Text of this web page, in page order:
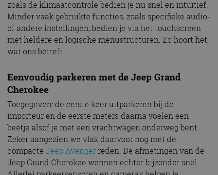
zoals de klimaatcontrole bedien je nu snel en intuïtief.
Minder vaak gebruikte functies, zoals specifieke audio-
of andere instellingen, bedien je via het touchscreen
met heldere en logische menustructuren. Zo hoort het,
wat ons betreft.
Eenvoudig parkeren met de Jeep Grand
Cherokee
Toegegeven: de eerste keer uitparkeren bij de
importeur en de eerste meters daarna voelen een
beetje alsof je met een vrachtwagen onderweg bent.
Zeker aangezien we vlak daarvoor nog met de
compacte Jeep Avengerreden. De afmetingen van de
Jeep Grand Cherokee wennen echter bijzonder snel.